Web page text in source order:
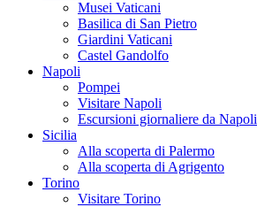
Musei Vaticani
Basilica di San Pietro
Giardini Vaticani
Castel Gandolfo
Napoli
Pompei
Visitare Napoli
Escursioni giornaliere da Napoli
Sicilia
Alla scoperta di Palermo
Alla scoperta di Agrigento
Torino
Visitare Torino